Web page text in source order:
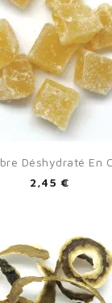
Aperçu rapide
Déshydraté En
2,45 €